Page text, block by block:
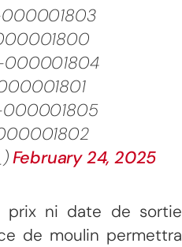
000001803
000001804
000001805
February 24, 2025
prix ni date de sortie
de moulin permettra